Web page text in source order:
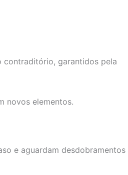
contraditório, garantidos pela
novos elementos.
e aguardam desdobramentos